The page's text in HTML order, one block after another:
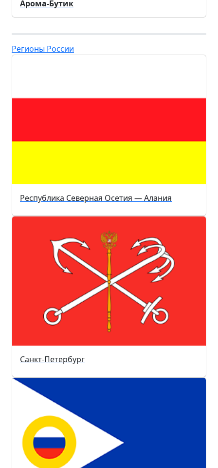
Арома-Бутик
Регионы России
Республика Северная Осетия — Алания
Санкт-Петербург